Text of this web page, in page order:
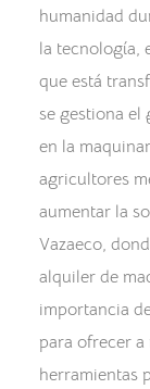
humanidad
la tecnología,
que está
se gestiona el
en la
agricultores
aumentar la
Vazaeco,
alquiler de
importancia
para ofrecer
herramientas